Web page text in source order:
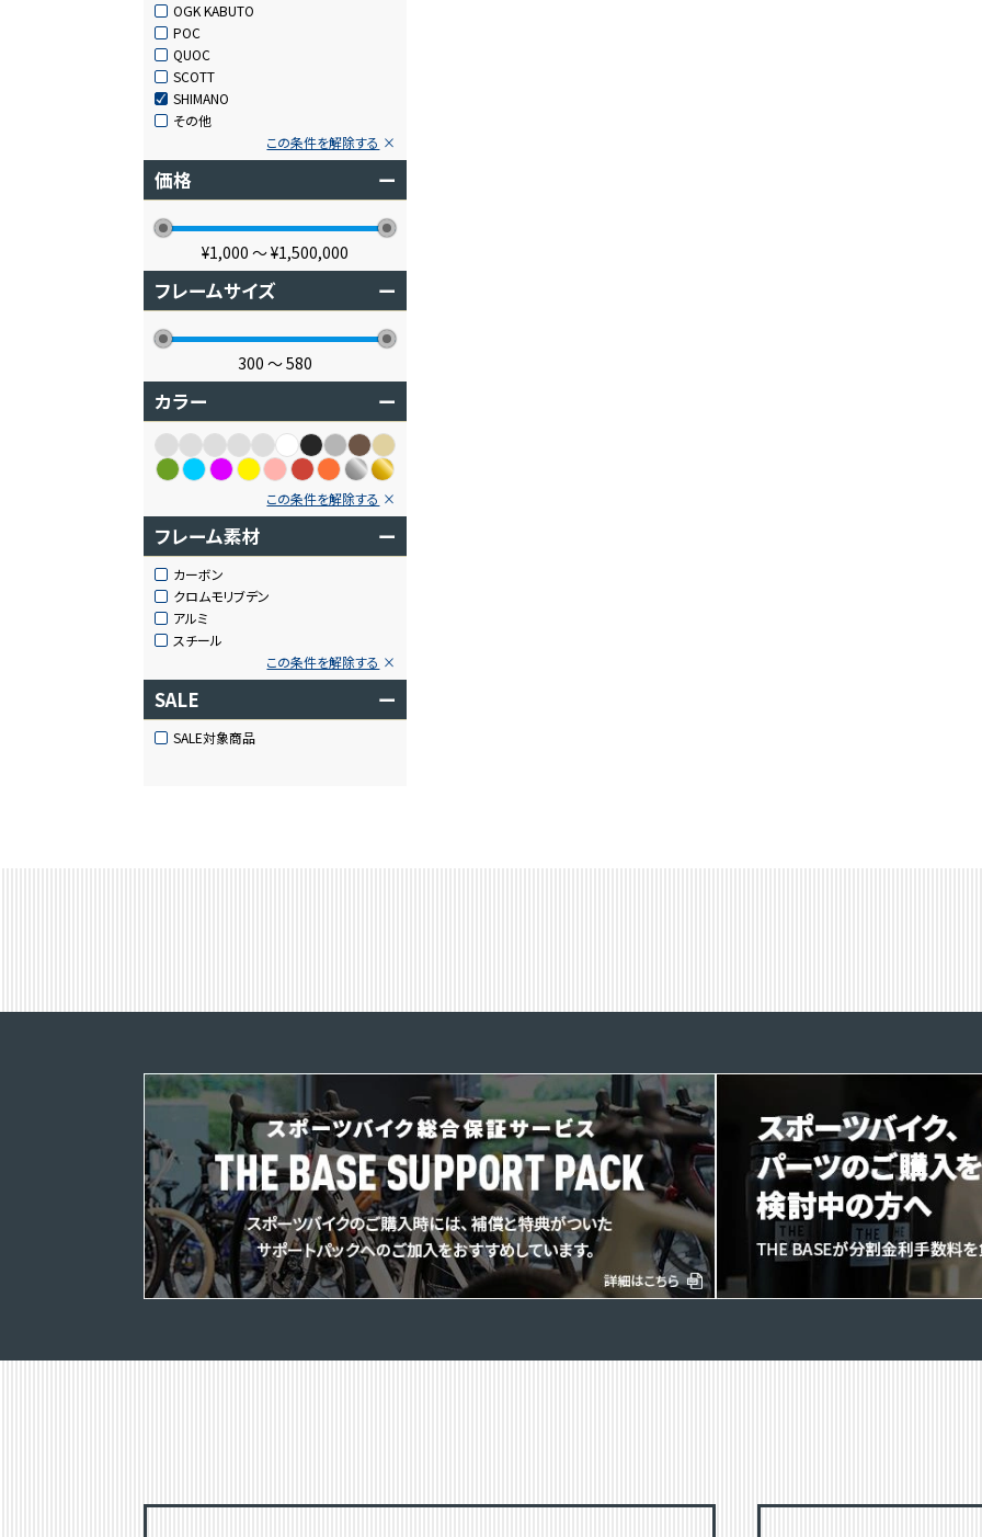
OGK KABUTO
POC
QUOC
SCOTT
SHIMANO
その他
この条件を解除する
価格 ー
¥1,000 〜¥1,500,000
フレームサイズ ー
300 〜580
カラー ー
この条件を解除する
フレーム素材 ー
カーボン
クロムモリブデン
アルミ
スチール
この条件を解除する
SALE ー
SALE対象商品